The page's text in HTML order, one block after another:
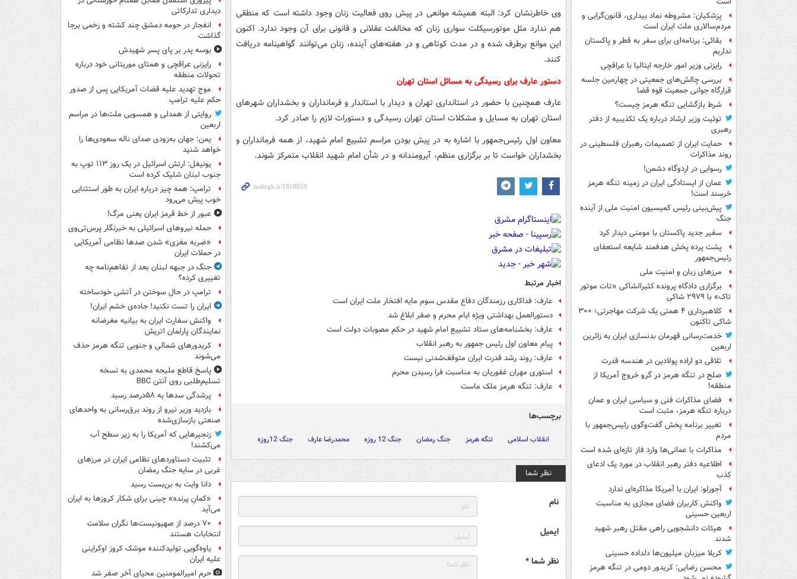
پزشکیان: مشروطه نماد بیداری، قانون‌گرایی و
مردم‌سالاری ملت ایران است
بقائی: برنامه‌ای برای سفر به قطر و پاکستان
نداریم
رایزنی وزیر امور خارجه ایتالیا با عراقچی
بررسی چالش‌های جمعیتی در چهارمین جلسه
قرارگاه جوانی جمعیت قوه قضا
شرط بازگشایی تنگه هرمز چیست؟
توئیت وزیر ارشاد درباره یک تکذیبیه از دفتر
رهبری
حمایت ایران از تصمیمات رهبران فلسطینی در
روند مذاکرات
رسوایی در اردوگاه دشمن!
عمان از ایستادگی ایران در زمینه تنگه هرمز
خرسند است!
پیش‌بینی رئیس کمیسیون امنیت ملی از آینده
جنگ
سفیر جدید پاکستان با مومنی دیدار کرد
پشت پرده پخش هدفمند شایعه استعفای
رئیس‌جمهور
مرزهای زبان و امنیت ملی
برگزاری دادگاه پرونده کثیرالشاکی «تات موتور
تاک» با ۲۹۷۹ شاکی
کلاهبرداری ۴ همتی یک شرکت مهاجرتی؛ ۳۰۰
شاکی تاکنون
خدمت‌رسانی قهرمان بدنسازی ایران به زائرین
اربعین
تلاقی دو اراده پولادین در هندسه قدرت
صلح در تنگه هرمز در گرو خروج آمریکا از
منطقه!
فضای مذاکرات فنی و سیاسی ایران و عمان
درباره تنگه هرمز، مثبت است
تغییر برنامه پخش گفت‌وگوی رئیس‌جمهور با
مردم
مذاکرات با عمانی‌ها وارد فاز تازه‌ای شده است
اطلاعیه دفتر رهبر انقلاب در مورد یک ادعای
کذب
آجورلو: ایران با آمریکا مذاکره‌ای ندارد
واکنش کاربران فضای مجازی به مناسبت
اربعین حسینی
هیئات دانشجویی راهی مقتل رهبر شهید
شدند
کربلا میزبان میلیون‌ها دلداده حسینی
محسن رضایی: کریدور دومی در تنگه هرمز
وی خاطرنشان کرد: البته همیشه موانعی در پیش روی فعالیت زنان وجود داشته است که منطقی
هم ندارد مثل موتورسیکلت سواری زنان که مخالفت عقلانی و قانونی برای آن وجود ندارد. اکنون
این موانع برطرف شده و در مدت کوتاهی و در هفته‌های آینده، زنان می‌توانند گواهینامه دریافت
کنند.
دستور عارف برای رسیدگی به مسائل استان تهران
عارف همچنین با حضور در استانداری تهران و دیدار با استاندار و فرمانداران و بخشداران شهرهای
استان تهران به مسایل و مشکلات استان تهران رسیدگی و دستورات لازم را صادر کرد.
معاون اول رئیس‌جمهور با اشاره به در پیش بودن مراسم تشییع امام شهید، از همه فرمانداران و
بخشداران خواست تا بر برگزاری منظم، آبرومندانه و در شأن امام‌ شهید انقلاب متمرکز شوند.
اخبار مرتبط
عارف: فداکاری رزمندگان دفاع مقدس سوم مایه افتخار ملت ایران است
دستورالعمل بهداشتی ویژه ایام محرم و صفر ابلاغ شد
عارف: بخشنامه‌های ستاد تشییع امام شهید در حکم مصوبات دولت است
پیام معاون اول رئیس جمهور به رهبر انقلاب
عارف: روند رشد قدرت ایران متوقف‌شدنی نیست
استوری مهران غفوریان به مناسبت فرا رسیدن محرم
عارف: تنگه هرمز ملک ماست
برچسب‌ها
انقلاب اسلامی تنگه هرمز جنگ رمضان جنگ 12 روزه محمدرضا عارف جنگ 12روزه
نظر شما
نام
ایمیل
نظر شما *
دیداری تدارکاتی
انفجار در حومه دمشق چند کشته و زخمی برجا
گذاشت
بوسه‌ پدر بر پای پسر شهیدش
رایزنی عراقچی و همتای موریتانی خود درباره
تحولات منطقه
موج تهدید علیه قضات آمریکایی پس از صدور
حکم علیه ترامپ
روایتی از همدلی و همسویی ملت‌ها در مراسم
اربعین
یمن: جهان به‌زودی صدای ناله سعودی‌ها را
خواهد شنید
یونیفل: ارتش اسرائیل در یک روز ۱۱۳ توپ به
جنوب لبنان شلیک کرده است
ترامپ: همه چیز درباره ایران به طور استثنایی
خوب پیش می‌رود
عبور از خط قرمز ایران یعنی مرگ!
حمله نیروهای اسرائیلی به خبرنگار پرس‌تی‌وی
«ضربه مغزی» شدن صدها نظامی آمریکایی
در حملات ایران
جنگ در جبهه لبنان بعد از تفاهم‌نامه چه
تغییری کرده؟
ترامپ در حال سوختن در آتشی خودساخته
ایران را تست نکنید! جاده‌ی خشم ایران!
واکنش سفارت ایران به بیانیه مغرضانه
نمایندگان پارلمان اتریش
کریدورهای شمالی و جنوبی تنگه هرمز حذف
می‌شوند
پاسخ قاطع ملیحه محمدی به نسخه
تسلیم‌طلبی روی آنتن BBC
پرشدگی سدها به ۵۸درصد رسید
بازدید وزیر نیرو از روند برق‌رسانی به واحدهای
صنعتی بازسازی‌شده
زنجیرهایی که آمریکا را به زیر سطح آب
می‌کشند!
تثبیت دستاوردهای نظامی ایران در مرزهای
غربی در سایه جنگ رمضان
دانا وایت به بن‌بست رسید
«کمانِ پرنده» چینی برای شکار کروزها به ایران
می‌آید
۷۰ درصد از صهیونیست‌ها نگران سلامت
انتخابات هستند
یاوه‌گویی تولیدکننده موشک کروز اوکراینی
علیه ایران
حرم امیرالمومنین محیای آخر صفر شد